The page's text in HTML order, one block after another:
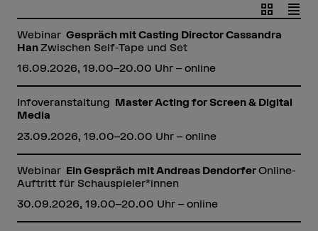
Webinar Gespräch mit Casting Director Cassandra
HanZwischen Self-Tape und Set
16.09.2026, 19.00–20.00 Uhr – online
Infoveranstaltung Master Acting for Screen & Digital
Media
23.09.2026, 19.00–20.00 Uhr – online
Webinar Ein Gespräch mit Andreas DendorferOnline-
Auftritt für Schauspieler*innen
30.09.2026, 19.00–20.00 Uhr – online